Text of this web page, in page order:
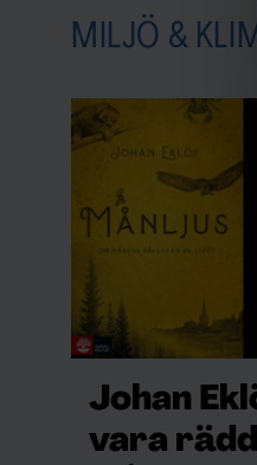
MILJÖ &
Johan
vara